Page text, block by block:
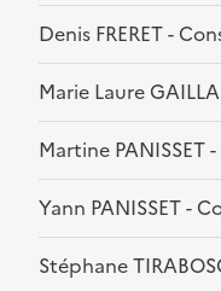
Denis FRERET -
Marie Laure
Martine PANISSET
Yann PANISSET -
Stéphane